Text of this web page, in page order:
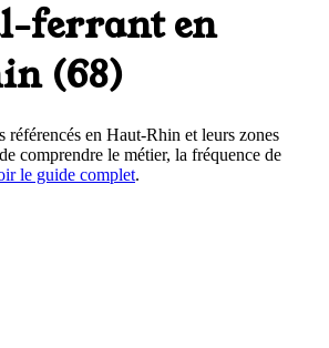
ferrant en
(68)
référencés en Haut-Rhin et leurs zones
comprendre le métier, la fréquence de
le guide complet.